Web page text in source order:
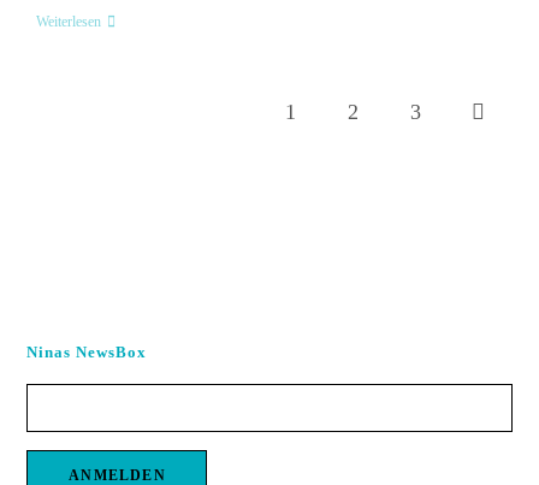
WeiterlesenLes
1 2 3
Ninas NewsBox